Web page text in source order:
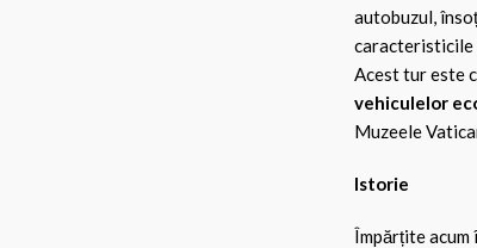
autobuzul,
caracteristicile
Acest tur este
vehiculelor
Muzeele
Istorie
Împărțite acum